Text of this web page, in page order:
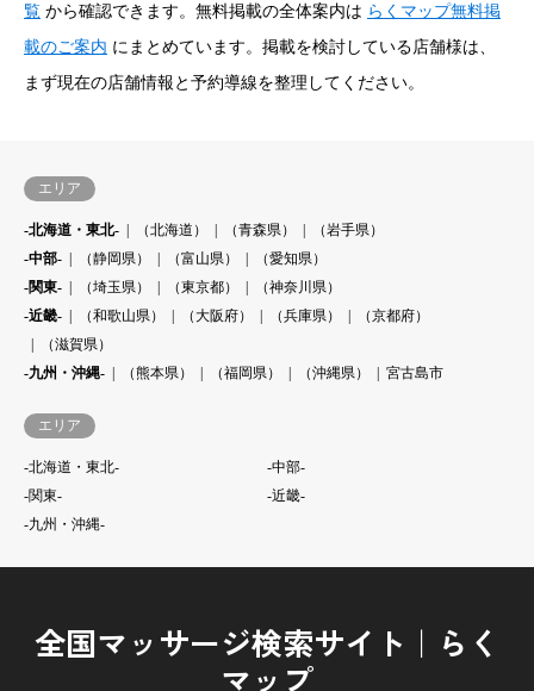
覧 から確認できます。無料掲載の全体案内は らくマップ無料掲
載のご案内 にまとめています。掲載を検討している店舗様は、
まず現在の店舗情報と予約導線を整理してください。
エリア
-北海道・東北- （北海道） （青森県）
（岩手県）
-中部-
（静岡県） （富山県）
（愛知県）
-関東-
（埼玉県） （東京都）
（神奈川県）
-近畿-
（和歌山県） （大阪府） （兵庫県）
（京都府）
（滋賀県）
-九州・沖縄-
（熊本県） （福岡県） （沖縄県） 宮古島市
エリア
-北海道・東北-
-中部-
-関東-
-近畿-
-九州・沖縄-
全国マッサージ検索サイト｜らく
マップ